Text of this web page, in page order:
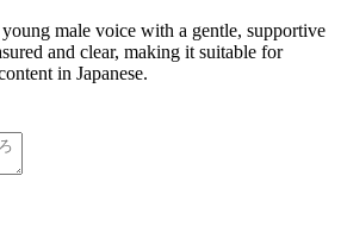
male voice with a gentle, supportive
and clear, making it suitable for
in Japanese.